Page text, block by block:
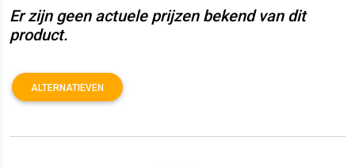
Er zijn geen actuele prijzen bekend van dit
product.
ALTERNATIEVEN